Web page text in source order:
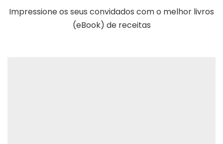
Impressione os seus convidados com o melhor livros
(eBook) de receitas